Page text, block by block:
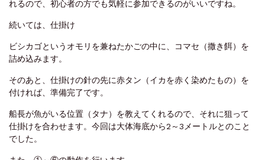
れるので、初心者の方でも気軽に参加できるのがいいですね。
続いては、仕掛け
ビシカゴというオモリを兼ねたかごの中に、コマセ（撒き餌）を
詰め込みます。
そのあと、仕掛けの針の先に赤タン（イカを赤く染めたもの）を
付ければ、準備完了です。
船長が魚がいる位置（タナ）を教えてくれるので、それに狙って
仕掛けを合わせます。今回は大体海底から2～3メートルとのこと
でした。